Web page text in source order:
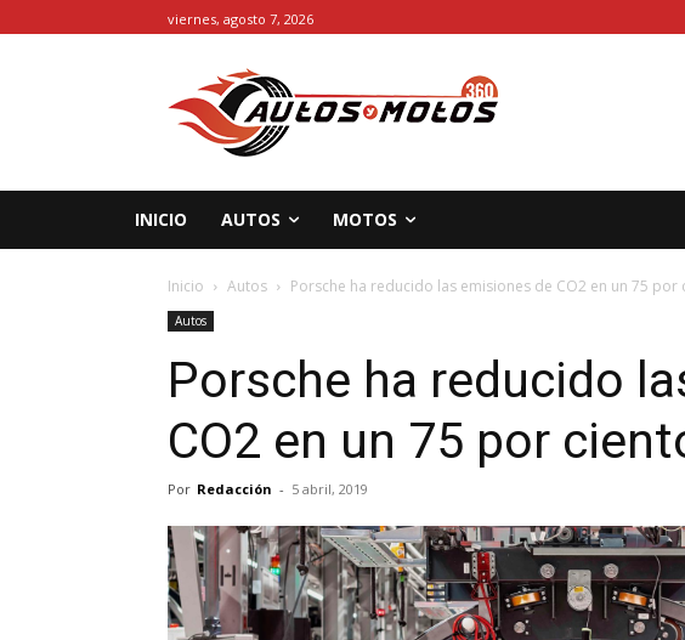
viernes, agosto 7, 2026
INICIO AUTOS MOTOS
Inicio Autos Porsche ha reducido las emisiones de CO2 en un 75 por
Autos
Porsche ha reducido
CO2 en un 75 por
Por Redacción - 5 abril, 2019